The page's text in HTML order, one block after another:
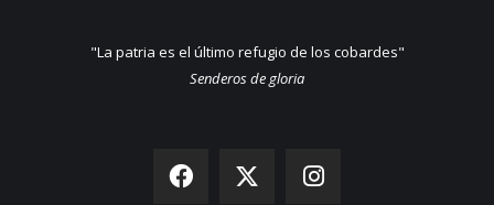
"La patria es el último refugio de los cobardes"
Senderos de gloria